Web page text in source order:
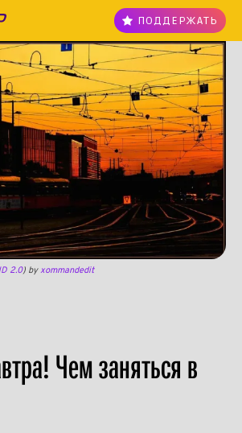
ПОДДЕРЖАТЬ
Чем заняться в
2.0) byxommandedit